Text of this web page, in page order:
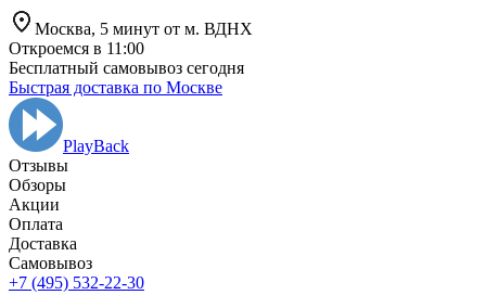
Москва, 5 минут от м. ВДНХ
Откроемся в 11:00
Бесплатный самовывоз сегодня
Быстрая доставка по Москве
PlayBack
Отзывы
Обзоры
Aкции
Оплата
Доставка
Самовывоз
+7 (495) 532-22-30